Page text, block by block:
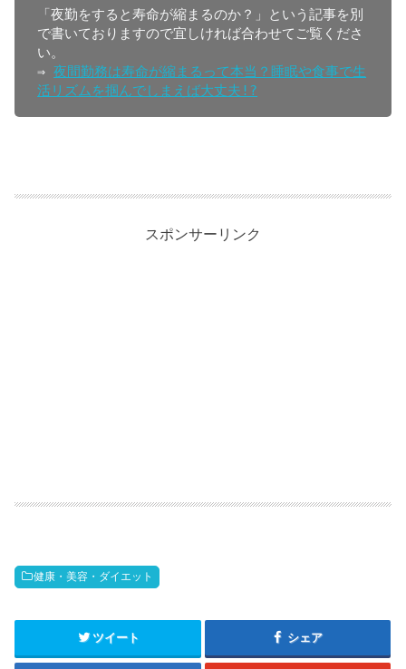
「夜勤をすると寿命が縮まるのか？」という記事を別
で書いておりますので宜しければ合わせてご覧くださ
い。
⇒ 夜間勤務は寿命が縮まるって本当？睡眠や食事で生
活リズムを掴んでしまえば大丈夫!?
スポンサーリンク
健康・美容・ダイエット
ツイート シェア